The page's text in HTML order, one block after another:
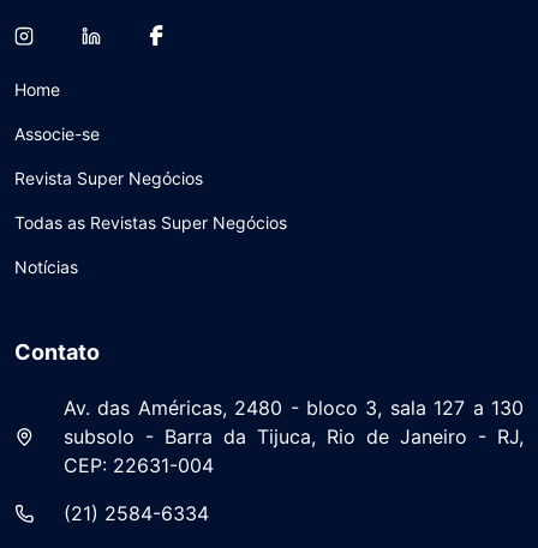
Home
Associe-se
Revista Super Negócios
Todas as Revistas Super Negócios
Notícias
Contato
Av. das Américas, 2480 - bloco 3, sala 127 a 130
subsolo - Barra da Tijuca, Rio de Janeiro - RJ,
CEP: 22631-004
(21) 2584-6334